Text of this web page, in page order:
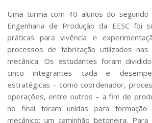
Extensão à Comunidade
Projetos, Programas e Cursos
Artes, Cultura e Esportes
Museus e Espaços Interativos
Serviços
Bibliotecas
Apoio ao Estudante
Segurança, Trânsito e Prevenção
RH, Administrativo e Financeiro
Uma turma com 40 alunos do
Engenharia de Produção da EESC foi
práticas para vivência e
processos de fabricação utilizados
mecânica. Os estudantes foram
cinco integrantes cada e
estratégicas – como coordenador,
operações, entre outros – a fim de
no final foram unidas para formação
mecânico: um caminhão betoneira.